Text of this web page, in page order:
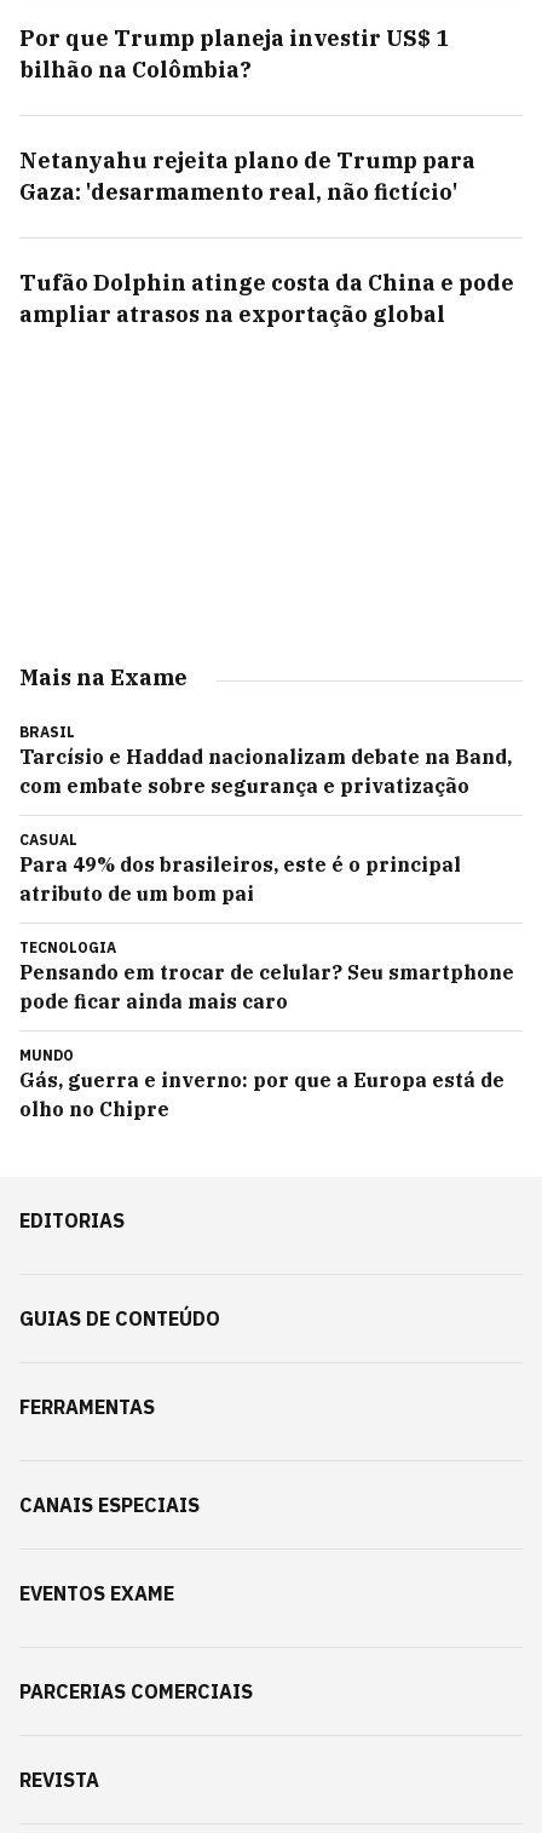
Por que Trump planeja investir US$ 1
bilhão na Colômbia?
Netanyahu rejeita plano de Trump para
Gaza: 'desarmamento real, não fictício'
Tufão Dolphin atinge costa da China e pode
ampliar atrasos na exportação global
Mais na Exame
BRASIL
Tarcísio e Haddad nacionalizam debate na Band,
com embate sobre segurança e privatização
CASUAL
Para 49% dos brasileiros, este é o principal
atributo de um bom pai
TECNOLOGIA
Pensando em trocar de celular? Seu smartphone
pode ficar ainda mais caro
MUNDO
Gás, guerra e inverno: por que a Europa está de
olho no Chipre
EDITORIAS
GUIAS DE CONTEÚDO
FERRAMENTAS
CANAIS ESPECIAIS
EVENTOS EXAME
PARCERIAS COMERCIAIS
REVISTA